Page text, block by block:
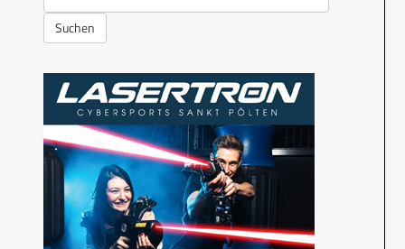
Suchen